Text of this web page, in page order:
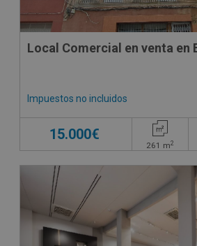
Local Comercial en venta en
Impuestos no incluidos
15.000€
261 m2